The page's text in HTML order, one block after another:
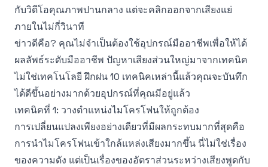
กับวิดีโอคุณภาพปานกลาง แต่จะคลิกออกจากเสียงแย่
ภายในไม่กี่วินาที
ข่าวดีคือ? คุณไม่จำเป็นต้องใช้อุปกรณ์มืออาชีพเพื่อให้ได้
ผลลัพธ์ระดับมืออาชีพ ปัญหาเสียงส่วนใหญ่มาจากเทคนิค
ไม่ใช่เทคโนโลยี ฝึกฝน 10 เทคนิคเหล่านี้แล้วคุณจะบันทึก
ได้ดีขึ้นอย่างมากด้วยอุปกรณ์ที่คุณมีอยู่แล้ว
เทคนิคที่ 1: วางตำแหน่งไมโครโฟนให้ถูกต้อง
การเปลี่ยนแปลงเพียงอย่างเดียวที่มีผลกระทบมากที่สุดคือ
การนำไมโครโฟนเข้าใกล้แหล่งเสียงมากขึ้น นี่ไม่ใช่เรื่อง
ของความดัง แต่เป็นเรื่องของอัตราส่วนระหว่างเสียงพูดกับ